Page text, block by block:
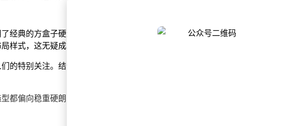
经典的方盒子硬派车身设计，整体轮廓方正平直，与享界目前在售的轿车产品
样式，这无疑成为了外观改动的重点。
的特别关注。结合鸿蒙智行以往的产品配置规律，这一空间很可能被用于安置
都偏向稳重硬朗，符合越野车型的定位。搭配大尺寸轮毂，整车底盘离地间隙